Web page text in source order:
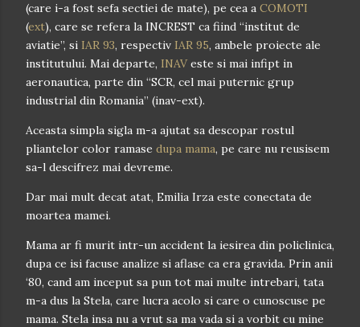
(care i-a fost sefa sectiei de mate), pe cea a COMOTI
(ext), care se refera la INCREST ca fiind “institut de
aviatie”, si IAR 93, respectiv IAR 95, ambele proiecte ale
institutului. Mai departe, INAVeste si mai infipt in
aeronautica, parte din “SCR, cel mai puternic grup
industrial din Romania” (inav-ext).
Aceasta simpla sigla m-a ajutat sa descopar rostul
pliantelor color ramase dupa mama, pe care nu reusisem
sa-l descifrez mai devreme.
Dar mai mult decat atat, Emilia Irza este conectata de
moartea mamei.
Mama ar fi murit intr-un accident la iesirea din policlinica,
dupa ce isi facuse analize si aflase ca era gravida. Prin anii
‘80, cand am inceput sa pun tot mai multe intrebari, tata
m-a dus la Stela, care lucra acolo si care o cunoscuse pe
mama. Stela insa nu a vrut sa ma vada si a vorbit cu mine